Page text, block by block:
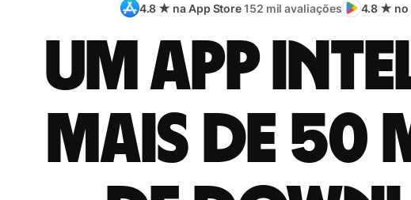
4.8 ★ na App Store152 mil avaliações 4.8 ★ no
Um app
mais de 50